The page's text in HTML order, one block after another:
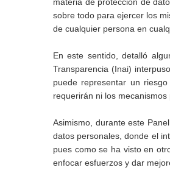
sobre todo para ejercer los
de cualquier persona en
En este sentido, detalló
Transparencia (Inai)
puede representar un
requerirán ni los
Asimismo, durante este
datos personales, donde el
pues como se ha visto en
enfocar esfuerzos y dar